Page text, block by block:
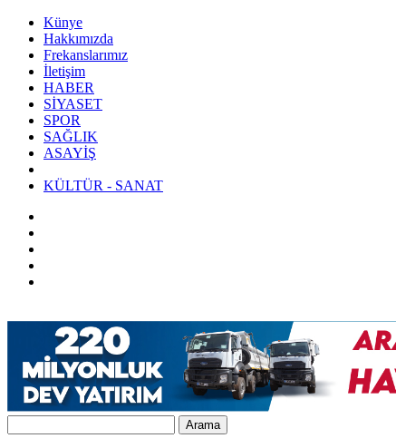
Künye
Hakkımızda
Frekanslarımız
İletişim
HABER
SİYASET
SPOR
SAĞLIK
ASAYİŞ
KÜLTÜR - SANAT